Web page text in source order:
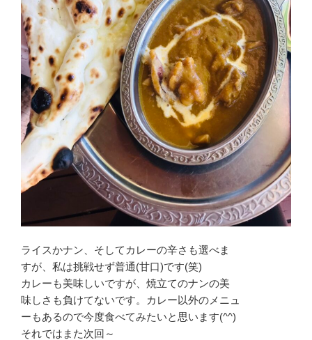
ライスかナン、そしてカレーの辛さも選べま
すが、私は挑戦せず普通(甘口)です(笑)
カレーも美味しいですが、焼立てのナンの美
味しさも負けてないです。カレー以外のメニュ
ーもあるので今度食べてみたいと思います(^^)
それではまた次回～